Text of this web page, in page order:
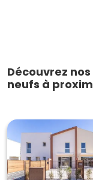
Découvrez
neufs à